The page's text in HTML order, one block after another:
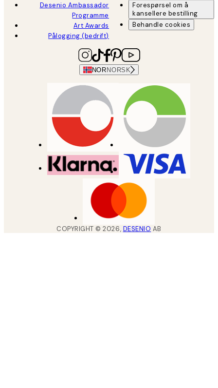
Desenio Ambassador
Programme
Art Awards
Pålogging (bedrift)
Forespørsel om å
kansellere bestilling
Behandle cookies
NOR NORSK
COPYRIGHT ©2026, DESENIO AB